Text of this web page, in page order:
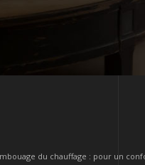
du chauffage : pour un